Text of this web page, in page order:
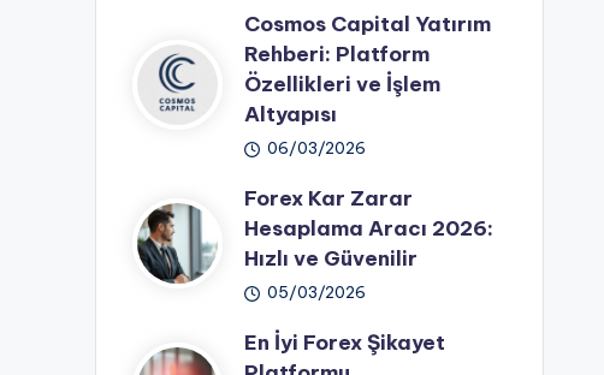
Cosmos Capital Yatırım
Rehberi: Platform
Özellikleri ve İşlem
Altyapısı
06/03/2026
Forex Kar Zarar
Hesaplama Aracı 2026:
Hızlı ve Güvenilir
05/03/2026
En İyi Forex Şikayet